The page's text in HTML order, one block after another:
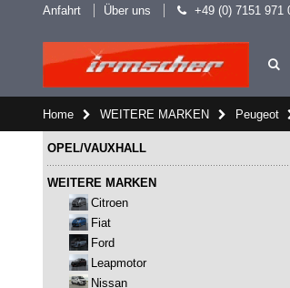
Anfahrt Über uns +49 (0) 7151 971
Home WEITERE MARKEN Peugeot
OPEL/VAUXHALL
WEITERE MARKEN
Citroen
Fiat
Ford
Leapmotor
Nissan